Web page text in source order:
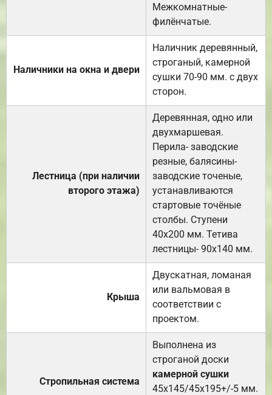
Межкомнатные-
филёнчатые.
Наличники на окна и двери
Наличник деревянный,
строганый, камерной
сушки 70-90 мм. с двух
сторон.
Лестница (при наличии
второго этажа)
Деревянная, одно или
двухмаршевая.
Перила- заводские
резные, балясины-
заводские точеные,
устанавливаются
стартовые точёные
столбы. Ступени
40х200 мм. Тетива
лестницы- 90х140 мм.
Крыша
Двускатная, ломаная
или вальмовая в
соответствии с
проектом.
Стропильная система
Выполнена из
строганой доски
камерной сушки
45х145/45х195+/-5 мм.